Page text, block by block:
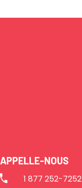
APPELLE-NOUS
1 877 252-7252